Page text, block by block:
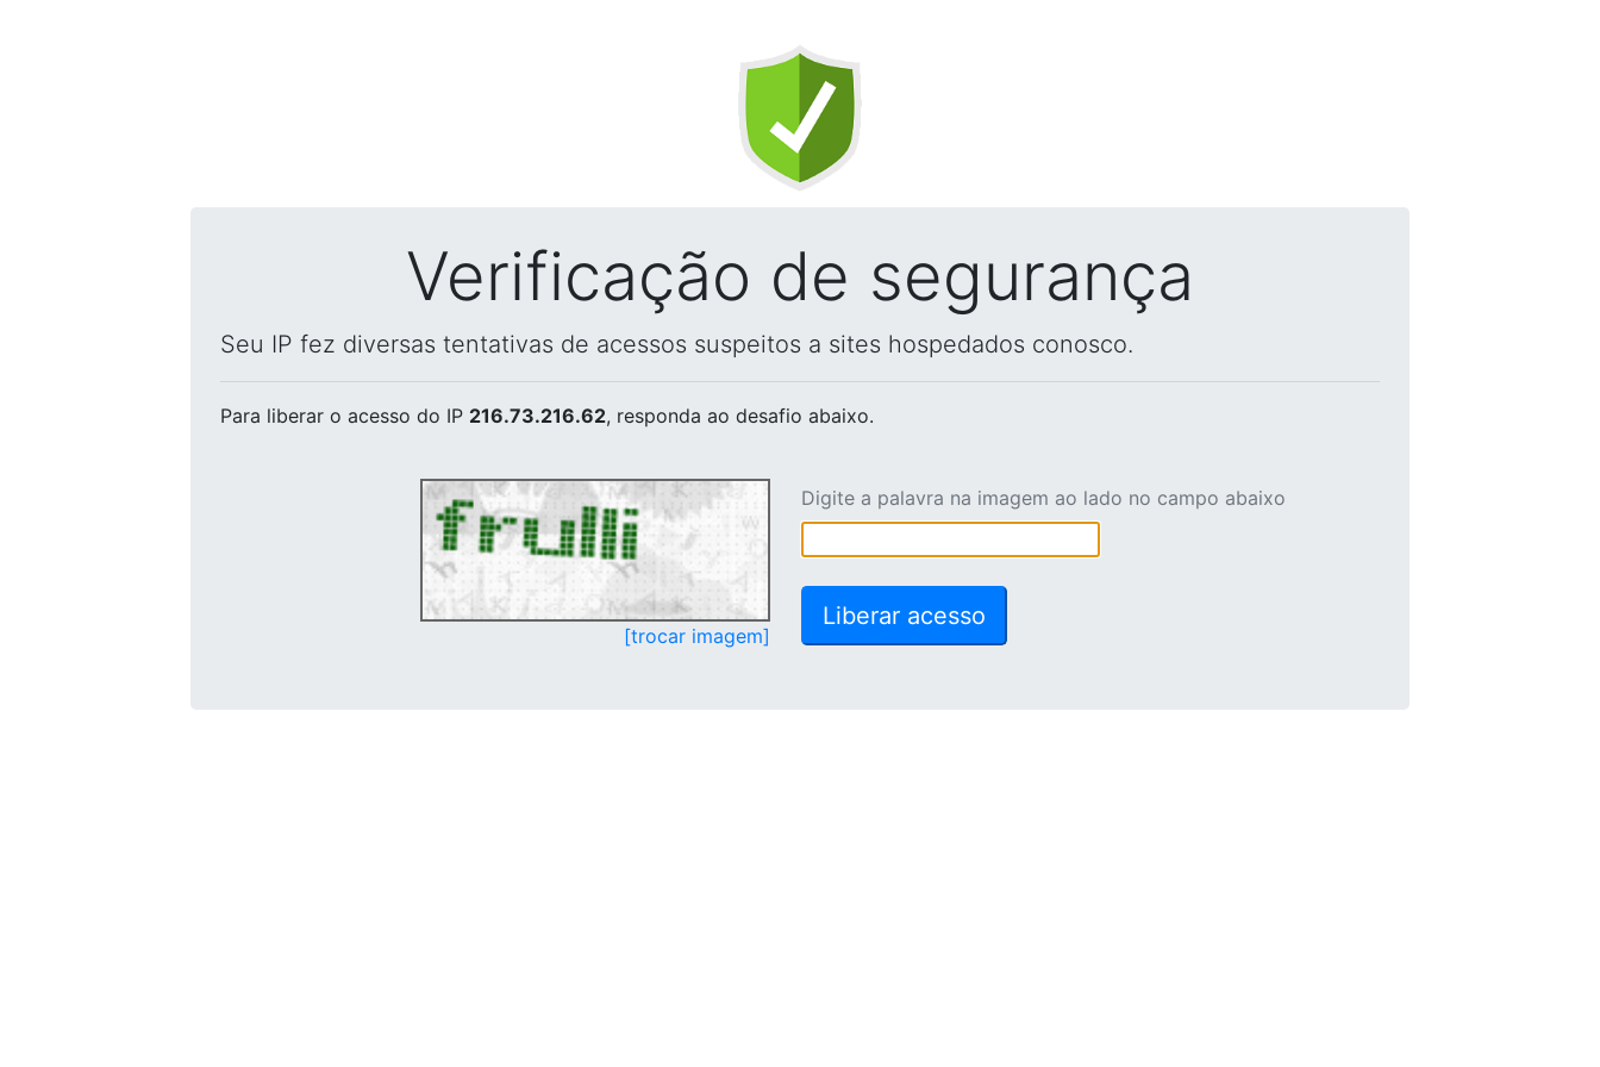
Verificação de segurança
Seu IP fez diversas tentativas de acessos suspeitos a sites hospedados conosco.
Para liberar o acesso do IP 216.73.216.62, responda ao desafio abaixo.
[trocar imagem]
Digite a palavra na imagem ao lado no campo abaixo